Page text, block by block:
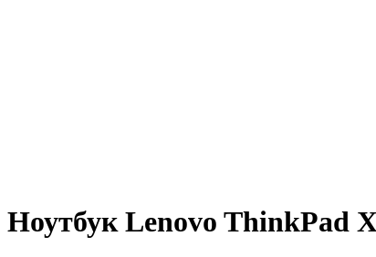
Ноутбук Lenovo ThinkPad